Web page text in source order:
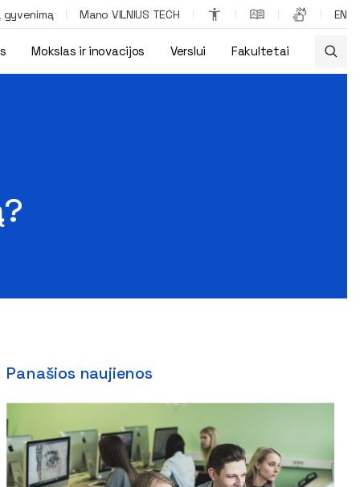
gyvenimą Mano VILNIUS TECH EN
Mokslas ir inovacijos Verslui Fakultetai
Panašios naujienos